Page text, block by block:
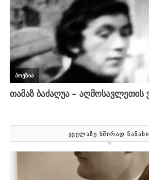
ᲧᲕᲔᲚᲐᲖᲔ ᲮᲨᲘᲠᲐᲓ ᲜᲐᲜᲐᲮᲘ